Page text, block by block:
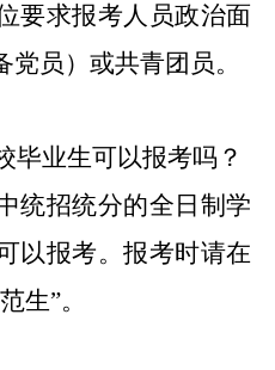
要求报考人员政治面
员）或共青团员。
业生可以报考吗？
统招统分的全日制学
以报考。报考时请在
生”。